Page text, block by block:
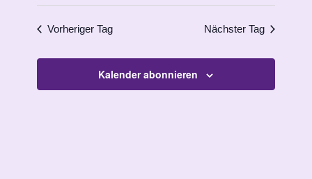
Vorheriger Tag Nächster Tag
Kalender abonnieren